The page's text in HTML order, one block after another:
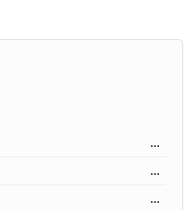
...
...
...